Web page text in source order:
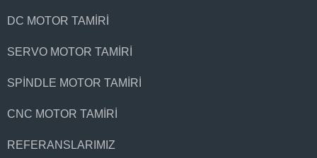
DC MOTOR TAMIRI
SERVO MOTOR TAMIRI
SPINDLE MOTOR TAMIRI
CNC MOTOR TAMIRI
REFERANSLARIMIZ